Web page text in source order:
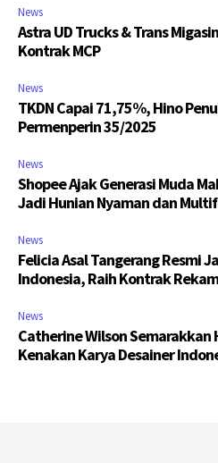
News
Astra UD Trucks & Trans
Kontrak MCP
News
TKDN Capai 71,75%, Hino
Permenperin 35/2025
News
Shopee Ajak Generasi Muda
Jadi Hunian Nyaman dan
News
Felicia Asal Tangerang Resmi
Indonesia, Raih Kontrak
News
Catherine Wilson Semarakkan
Kenakan Karya Desainer